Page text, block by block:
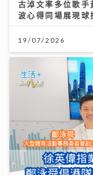
古淖文率多位歌
波心得同場展現球
19/07/2026